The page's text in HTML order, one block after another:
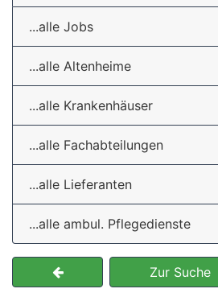
...alle Jobs
...alle Altenheime
...alle Krankenhäuser
...alle Fachabteilungen
...alle Lieferanten
...alle ambul. Pflegedienste
Zur Suche